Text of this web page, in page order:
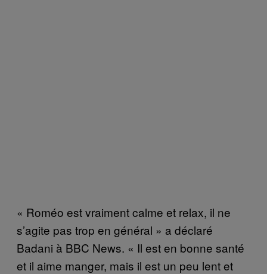
« Roméo est vraiment calme et relax, il ne
s’agite pas trop en général » a déclaré
Badani à BBC News. « Il est en bonne santé
et il aime manger, mais il est un peu lent et